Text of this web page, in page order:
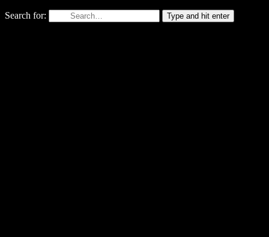
Search for: Type and hit enter